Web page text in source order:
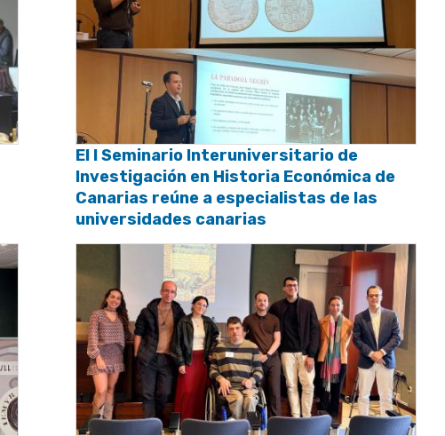
El I Seminario Interuniversitario de
Investigación en Historia Económica de
Canarias reúne a especialistas de las
universidades canarias